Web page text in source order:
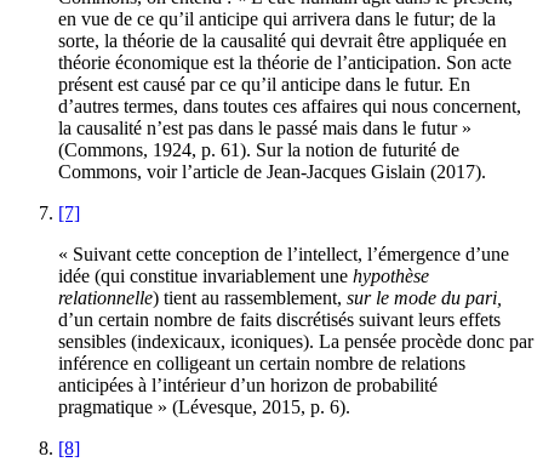
en vue de ce qu’il anticipe qui arrivera dans le futur; de la
sorte, la théorie de la causalité qui devrait être appliquée en
théorie économique est la théorie de l’anticipation. Son acte
présent est causé par ce qu’il anticipe dans le futur. En
d’autres termes, dans toutes ces affaires qui nous concernent,
la causalité n’est pas dans le passé mais dans le futur »
(Commons, 1924, p. 61). Sur la notion de futurité de
Commons, voir l’article de Jean-Jacques Gislain (2017).
[7]
« Suivant cette conception de l’intellect, l’émergence d’une
idée (qui constitue invariablement une hypothèse
relationnelle) tient au rassemblement, sur le mode du pari,
d’un certain nombre de faits discrétisés suivant leurs effets
sensibles (indexicaux, iconiques). La pensée procède donc par
inférence en colligeant un certain nombre de relations
anticipées à l’intérieur d’un horizon de probabilité
pragmatique » (Lévesque, 2015, p. 6).
[8]